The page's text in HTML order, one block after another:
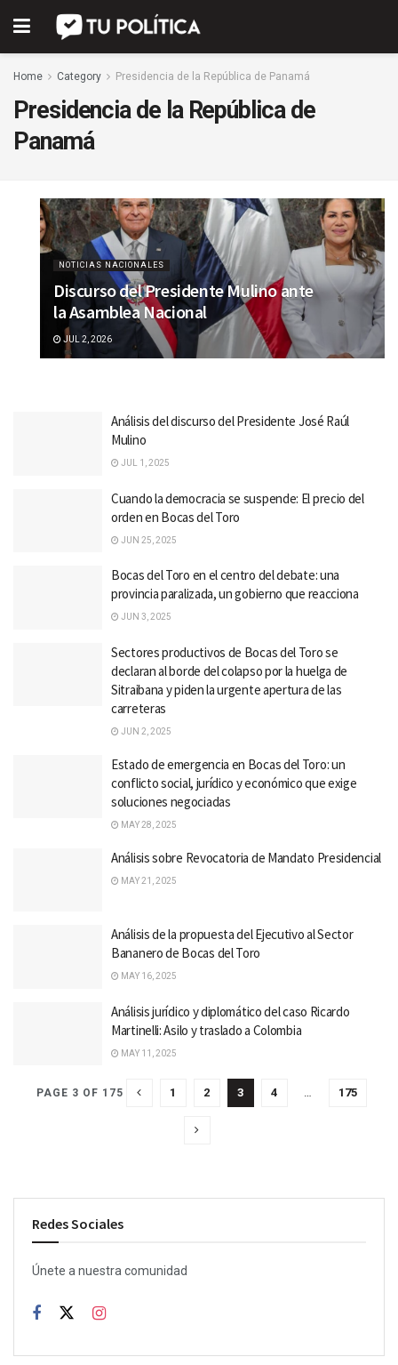
Home Category Presidencia de la República de Panamá
Presidencia de la República de
Panamá
NOTICIAS NACIONALES
Discurso del Presidente Mulino ante
la Asamblea Nacional
JUL 2, 2026
Análisis del discurso del Presidente José Raúl
Mulino
JUL 1, 2025
Cuando la democracia se suspende: El precio del
orden en Bocas del Toro
JUN 25, 2025
Bocas del Toro en el centro del debate: una
provincia paralizada, un gobierno que reacciona
JUN 3, 2025
Sectores productivos de Bocas del Toro se
declaran al borde del colapso por la huelga de
Sitraibana y piden la urgente apertura de las
carreteras
JUN 2, 2025
Estado de emergencia en Bocas del Toro: un
conflicto social, jurídico y económico que exige
soluciones negociadas
MAY 28, 2025
Análisis sobre Revocatoria de Mandato Presidencial
MAY 21, 2025
Análisis de la propuesta del Ejecutivo al Sector
Bananero de Bocas del Toro
MAY 16, 2025
Análisis jurídico y diplomático del caso Ricardo
Martinelli: Asilo y traslado a Colombia
MAY 11, 2025
PAGE 3 OF 175 1 2 3 4 … 175
Redes Sociales
Únete a nuestra comunidad